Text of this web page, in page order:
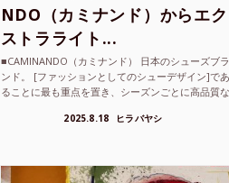
■CAMINANDO（カミナンド） 日本のシューズブラ
ンド。 [ファッションとしてのシューデザイン]であ
ることに最も重点を置き、シーズンごとに高品質な
素材を厳選し、伝統的な靴作りの技術を今でも持つ
メキ...
2025.8.18 ヒラバヤシ